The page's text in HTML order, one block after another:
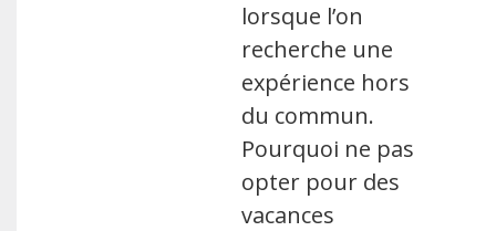
lorsque l’on
recherche une
expérience hors
du commun.
Pourquoi ne pas
opter pour des
vacances